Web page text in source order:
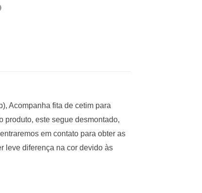
Acompanha fita de cetim para
produto, este segue desmontado,
em contato para obter as
leve diferença na cor devido às